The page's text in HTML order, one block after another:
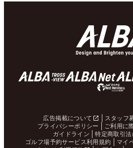
広告掲載について スタッフ
プライバシーポリシー
ご利用に
ガイドライン
特定商取引
ゴルフ場予約サービス利用規約
マイ